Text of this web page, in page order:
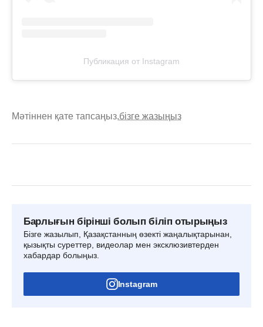
Публикация от Instagram
Мәтіннен қате тапсаңыз,бізге жазыңыз
Барлығын бірінші болып біліп отырыңыз
Бізге жазылып, Қазақстанның өзекті жаңалықтарынан,
қызықты суреттер, видеолар мен эксклюзивтерден
хабардар болыңыз.
Instagram